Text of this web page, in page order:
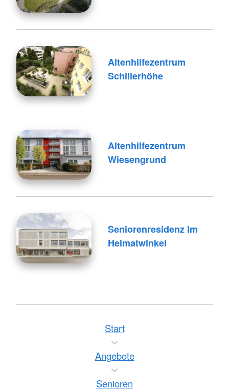
Altenhilfezentrum
Schillerhöhe
Altenhilfezentrum
Wiesengrund
Seniorenresidenz Im
Heimatwinkel
Start
Angebote
Senioren